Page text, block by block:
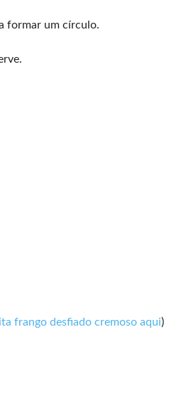
formar um círculo.
frango desfiado cremoso aqui)